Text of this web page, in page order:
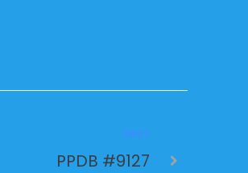
PPDB #9127